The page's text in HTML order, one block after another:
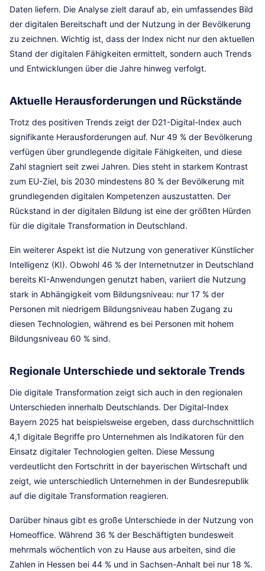
Daten liefern. Die Analyse zielt darauf ab, ein umfassendes Bild
der digitalen Bereitschaft und der Nutzung in der Bevölkerung
zu zeichnen. Wichtig ist, dass der Index nicht nur den aktuellen
Stand der digitalen Fähigkeiten ermittelt, sondern auch Trends
und Entwicklungen über die Jahre hinweg verfolgt.
Aktuelle Herausforderungen und Rückstände
Trotz des positiven Trends zeigt der D21-Digital-Index auch
signifikante Herausforderungen auf. Nur 49 % der Bevölkerung
verfügen über grundlegende digitale Fähigkeiten, und diese
Zahl stagniert seit zwei Jahren. Dies steht in starkem Kontrast
zum EU-Ziel, bis 2030 mindestens 80 % der Bevölkerung mit
grundlegenden digitalen Kompetenzen auszustatten. Der
Rückstand in der digitalen Bildung ist eine der größten Hürden
für die digitale Transformation in Deutschland.
Ein weiterer Aspekt ist die Nutzung von generativer Künstlicher
Intelligenz (KI). Obwohl 46 % der Internetnutzer in Deutschland
bereits KI-Anwendungen genutzt haben, variiert die Nutzung
stark in Abhängigkeit vom Bildungsniveau: nur 17 % der
Personen mit niedrigem Bildungsniveau haben Zugang zu
diesen Technologien, während es bei Personen mit hohem
Bildungsniveau 60 % sind.
Regionale Unterschiede und sektorale Trends
Die digitale Transformation zeigt sich auch in den regionalen
Unterschieden innerhalb Deutschlands. Der Digital-Index
Bayern 2025 hat beispielsweise ergeben, dass durchschnittlich
4,1 digitale Begriffe pro Unternehmen als Indikatoren für den
Einsatz digitaler Technologien gelten. Diese Messung
verdeutlicht den Fortschritt in der bayerischen Wirtschaft und
zeigt, wie unterschiedlich Unternehmen in der Bundesrepublik
auf die digitale Transformation reagieren.
Darüber hinaus gibt es große Unterschiede in der Nutzung von
Homeoffice. Während 36 % der Beschäftigten bundesweit
mehrmals wöchentlich von zu Hause aus arbeiten, sind die
Zahlen in Hessen bei 44 % und in Sachsen-Anhalt bei nur 18 %.